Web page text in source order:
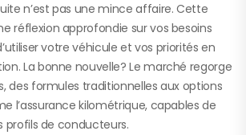
n’est pas une mince affaire. Cette
réflexion approfondie sur vos besoins
votre véhicule et vos priorités en
La bonne nouvelle? Le marché regorge
des formules traditionnelles aux options
l’assurance kilométrique, capables de
profils de conducteurs.